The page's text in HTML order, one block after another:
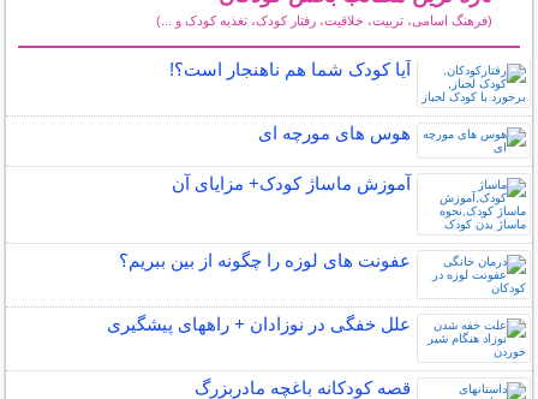
(فرهنگ اسامی، تربیت، خلاقیت، رفتار کودک، تغذیه کودک و ...)
آیا کودک شما هم ناهنجار است؟!
هوس های مورچه ای
آموزش ماساژ کودک+ مزایای آن
عفونت های لوزه را چگونه از بین ببریم؟
علل خفگی در نوزادان + راههای پیشگیری
قصه کودکانه باغچه مادربزرگ